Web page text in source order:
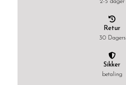
2-5 dager
Retur
30 Dagers
Sikker
betaling